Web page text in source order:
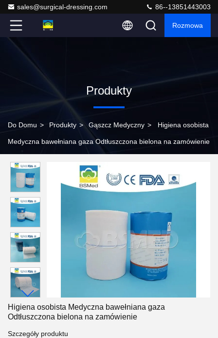
sales@surgical-dressing.com 86--13851443003
Rozmowa
Produkty
Do Domu > Produkty > Gąszcz Medyczny > Higiena osobista
Medyczna bawełniana gaza Odtłuszczona bielona na zamówienie
Higiena osobista Medyczna bawełniana gaza
Odtłuszczona bielona na zamówienie
Szczegóły produktu